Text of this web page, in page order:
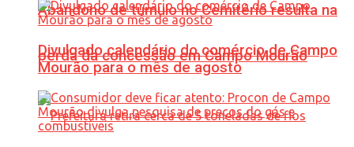
Abandono de túmulo no Cemitério resulta na
perda da concessão em Campo Mourão
Divulgado calendário do comércio de Campo
Mourão para o mês de agosto